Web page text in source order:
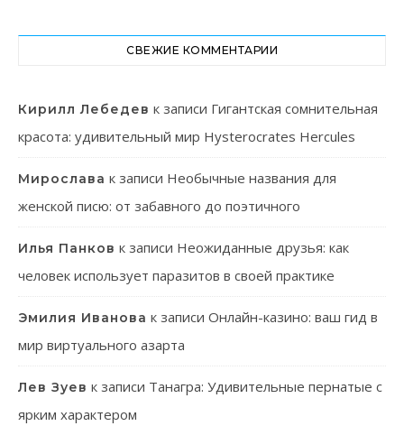
СВЕЖИЕ КОММЕНТАРИИ
Кирилл Лебедев к записи Гигантская сомнительная
красота: удивительный мир Hysterocrates Hercules
Мирослава к записи Необычные названия для
женской писю: от забавного до поэтичного
Илья Панков к записи Неожиданные друзья: как
человек использует паразитов в своей практике
Эмилия Иванова к записи Онлайн-казино: ваш гид в
мир виртуального азарта
Лев Зуев к записи Танагра: Удивительные пернатые с
ярким характером